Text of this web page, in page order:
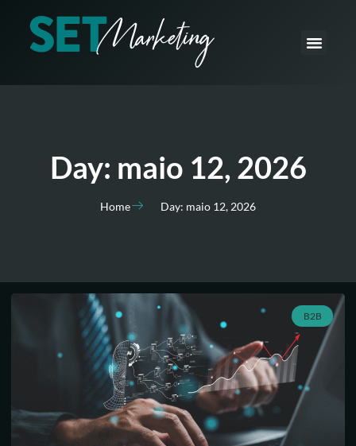
Day: maio 12, 2026
Home Day: maio 12, 2026
B2B